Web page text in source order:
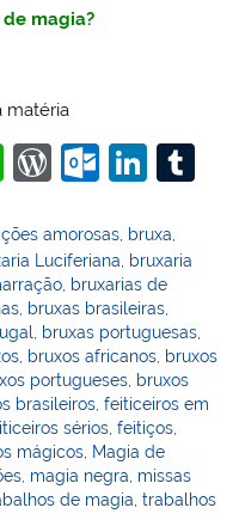
de magia?
matéria
W
at
s
A
p
p
W
d
Pr
e
ss
O
lo
o
k.
c
o
m
Li
k
e
dI
n
amorosas, bruxa,
Luciferiana
bruxaria
bruxarias de
bruxas brasileiras
bruxas portuguesas
bruxos africanos bruxos
portugueses bruxos
brasileiros ,feiticeiros em
sérios ,feitiços
mágicos Magia de
magia negra missas
de magia ,trabalhos